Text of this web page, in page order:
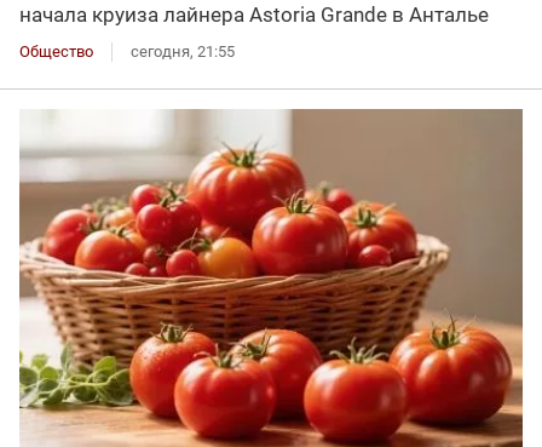
начала круиза лайнера Astoria Grande в Анталье
Общество сегодня, 21:55